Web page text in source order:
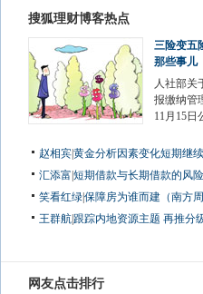
搜狐理财博客热点
三险变五
那些事儿
人社部关
报缴纳管
11月15
赵相宾黄金分析因素变化短期继
汇添富 短期借款与长期借款的风
笑看红绿保障房为谁而建（南方周
王群航跟踪内地资源主题 再推分
网友点击排行